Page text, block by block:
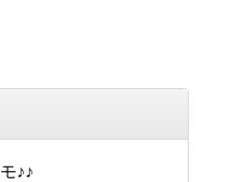
♪♪